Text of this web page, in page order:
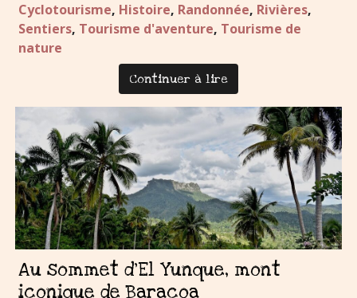
Cyclotourisme, Histoire, Randonnée, Rivières,
Sentiers, Tourisme d'aventure, Tourisme de
nature
Continuer à lire
Au sommet d’El Yunque, mont
iconique de Baracoa